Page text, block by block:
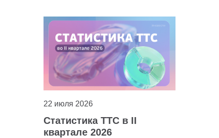
22 июля 2026
Статистика ТТС в II
квартале 2026